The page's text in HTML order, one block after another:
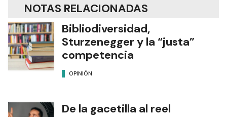
NOTAS RELACIONADAS
Bibliodiversidad,
Sturzenegger y la “justa”
competencia
OPINIÓN
De la gacetilla al reel